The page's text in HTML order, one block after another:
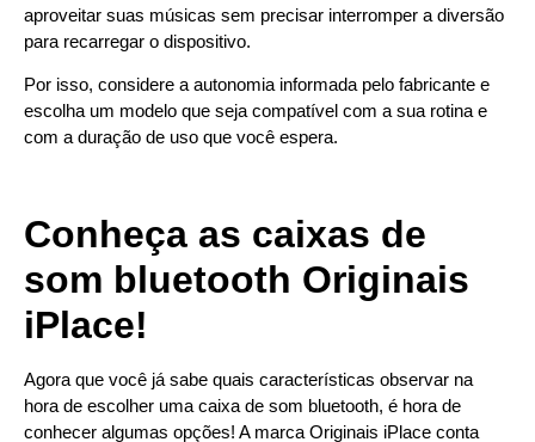
aproveitar suas músicas sem precisar interromper a diversão
para recarregar o dispositivo.
Por isso, considere a autonomia informada pelo fabricante e
escolha um modelo que seja compatível com a sua rotina e
com a duração de uso que você espera.
Conheça as caixas de
som bluetooth Originais
iPlace!
Agora que você já sabe quais características observar na
hora de escolher uma caixa de som bluetooth, é hora de
conhecer algumas opções! A marca Originais iPlace conta